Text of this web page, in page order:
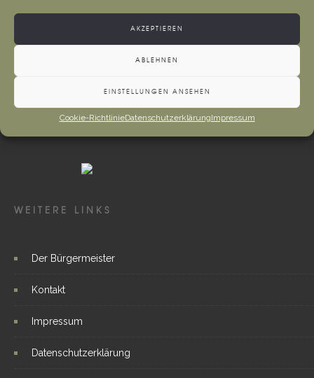
AKZEPTIEREN
ABLEHNEN
EINSTELLUNGEN ANSEHEN
Cookie-RichtlinieDatenschutzerklärungImpressum
Tino Jäger 1. August 2026
WEITERE LINKS
Der Bürgermeister
Kontakt
Impressum
Datenschutzerklärung